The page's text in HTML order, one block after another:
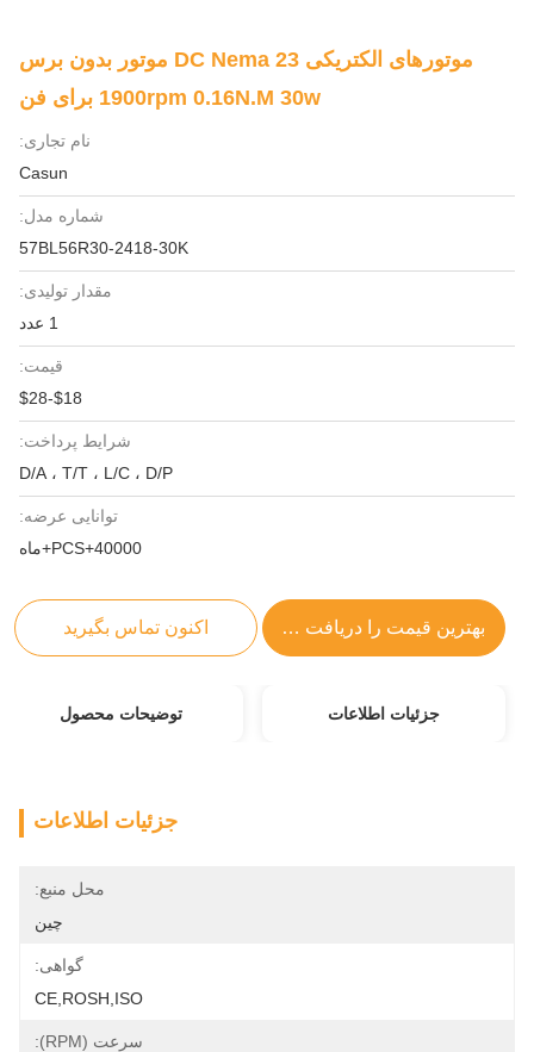
موتورهای الکتریکی DC Nema 23 موتور بدون برس
1900rpm 0.16N.M 30w برای فن
نام تجاری:
Casun
شماره مدل:
57BL56R30-2418-30K
مقدار تولیدی:
قیمت:
$18-$28
شرایط پرداخت:
D/A ، T/T ، L/C ، D/P
توانایی عرضه:
40000+PCS+ماه
بهترین قیمت را دریافت کنید اکنون تماس بگیرید
جزئیات اطلاعات توضیحات محصول
جزئیات اطلاعات
محل منبع:
چین
گواهی:
CE,ROSH,ISO
سرعت (RPM):